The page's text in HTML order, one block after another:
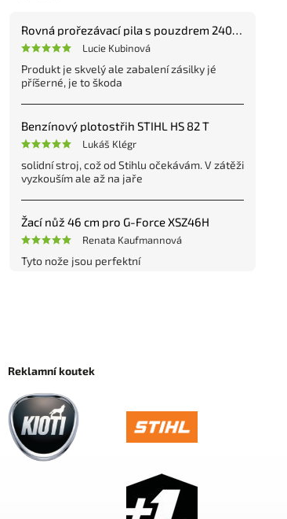
Rovná prořezávací pila s pouzdrem 240 mm
Lucie Kubinová
Produkt je skvelý ale zabalení zásilky jé
příšerné, je to škoda
Benzínový plotostřih STIHL HS 82 T
Lukáš Klégr
solidní stroj, což od Stihlu očekávám. V zátěži
vyzkouším ale až na jaře
Žací nůž 46 cm pro G-Force XSZ46H
Renata Kaufmannová
Tyto nože jsou perfektní
Reklamní koutek